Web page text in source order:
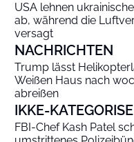
USA lehnen
ab, während die
versagt
NACHRICHTEN
Trump lässt
Weißen Haus nach
abreißen
IKKE-
FBI-Chef Kash Patel